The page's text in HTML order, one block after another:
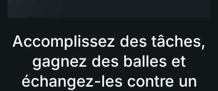
Accomplissez des tâches,
gagnez des balles et
échangez-les contre un